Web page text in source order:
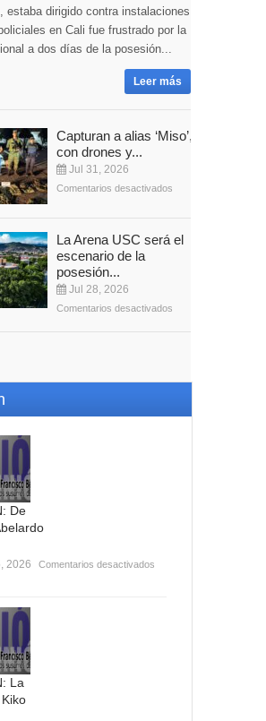
estaba dirigido contra instalaciones
en Cali fue frustrado por la
a dos días de la posesión...
Leer más
Capturan a alias ‘Miso’,
con drones y...
Jul 31, 2026
Comentarios desactivados
La Arena USC será el
escenario de la
posesión...
Jul 28, 2026
Comentarios desactivados
De
2026
Comentarios desactivados
La